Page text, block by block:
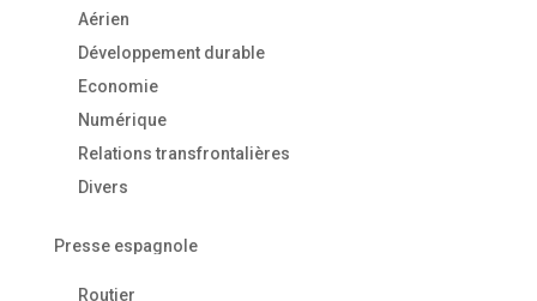
Aérien
Développement durable
Economie
Numérique
Relations transfrontalières
Divers
Presse espagnole
Routier